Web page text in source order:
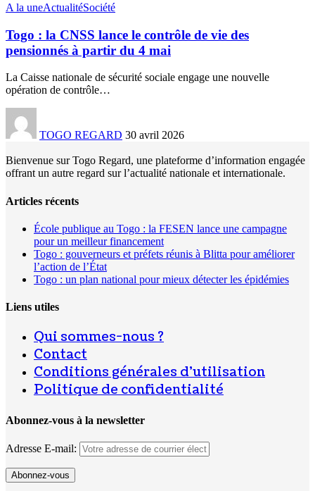
A la uneActualitéSociété
Togo : la CNSS lance le contrôle de vie des
pensionnés à partir du 4 mai
La Caisse nationale de sécurité sociale engage une nouvelle
opération de contrôle…
TOGO REGARD 30 avril 2026
Bienvenue sur Togo Regard, une plateforme d’information engagée
offrant un autre regard sur l’actualité nationale et internationale.
Articles récents
École publique au Togo : la FESEN lance une campagne
pour un meilleur financement
Togo : gouverneurs et préfets réunis à Blitta pour améliorer
l’action de l’État
Togo : un plan national pour mieux détecter les épidémies
Liens utiles
Qui sommes-nous ?
Contact
Conditions générales d’utilisation
Politique de confidentialité
Abonnez-vous à la newsletter
Adresse E-mail: